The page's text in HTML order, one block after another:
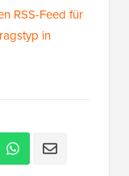
in WordPress
in